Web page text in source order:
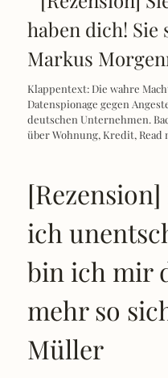
Klappentext: Die wahre
Datenspionage gegen
deutschen Unternehmen.
über Wohnung, Kredit,Read
ich
bin ich mir
mehr so
Müller